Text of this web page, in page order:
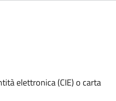
elettronica (CIE) o carta